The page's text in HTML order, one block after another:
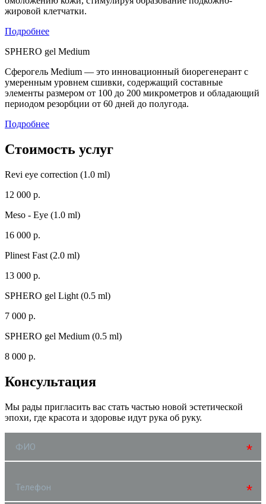
жировой клетчатки.
Подробнее
SPHERO gel Medium
Сферогель Medium — это инновационный биорегенерант с
умеренным уровнем сшивки, содержащий составные
элементы размером от 100 до 200 микрометров и обладающий
периодом резорбции от 60 дней до полугода.
Подробнее
Стоимость услуг
Revi eye correction (1.0 ml)
12 000 р.
Meso - Eye (1.0 ml)
16 000 р.
Plinest Fast (2.0 ml)
13 000 р.
SPHERO gel Light (0.5 ml)
7 000 р.
SPHERO gel Medium (0.5 ml)
8 000 р.
Консультация
Мы рады пригласить вас стать частью новой эстетической
эпохи, где красота и здоровье идут рука об руку.